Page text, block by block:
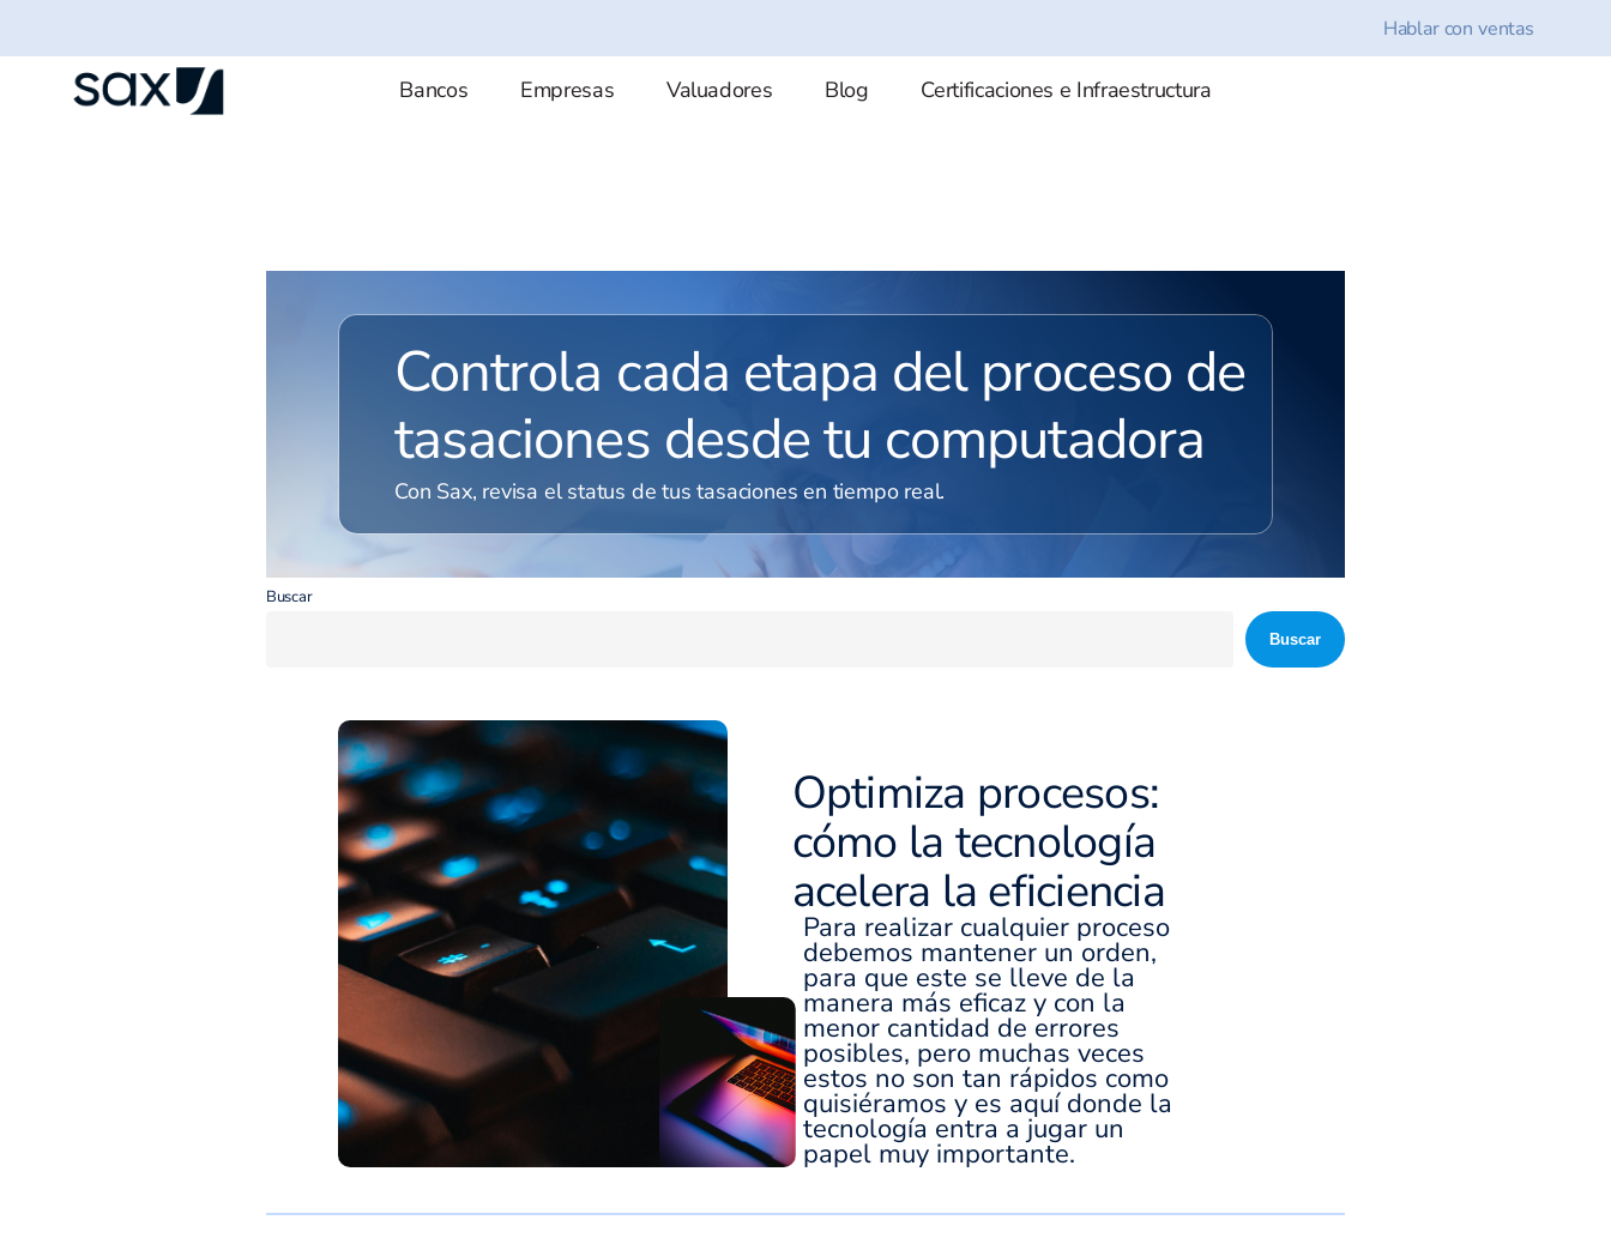
main
Hablar con ventas
Bancos Empresas Valuadores Blog Certificaciones e Infraestructura
Controla cada etapa del proceso de
tasaciones desde tu computadora
Con Sax, revisa el status de tus tasaciones en tiempo real.
Buscar
Buscar
Optimiza procesos:
cómo la tecnología
acelera la eficiencia
Para realizar cualquier proceso
debemos mantener un orden,
para que este se lleve de la
manera más eficaz y con la
menor cantidad de errores
posibles, pero muchas veces
estos no son tan rápidos como
quisiéramos y es aquí donde la
tecnología entra a jugar un
papel muy importante.